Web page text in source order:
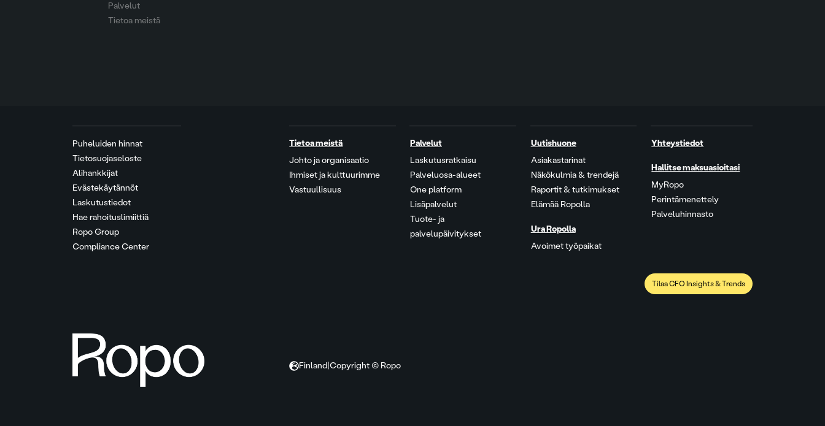
Palvelut
Tietoa meistä
Puheluiden hinnat
Tietosuojaseloste
Alihankkijat
Evästekäytännöt
Laskutustiedot
Hae rahoituslimiittiä
Ropo Group
Compliance Center
Tietoa meistä
Johto ja organisaatio
Ihmiset ja kulttuurimme
Vastuullisuus
Palvelut
Laskutusratkaisu
Palveluosa-alueet
One platform
Lisäpalvelut
Tuote- ja
palvelupäivitykset
Uutishuone
Asiakastarinat
Näkökulmia & trendejä
Raportit & tutkimukset
Elämää Ropolla
Ura Ropolla
Avoimet työpaikat
Yhteystiedot
Hallitse maksuasioitasi
MyRopo
Perintämenettely
Palveluhinnasto
Tilaa CFO Insights & Trends
Finland |Copyright © Ropo